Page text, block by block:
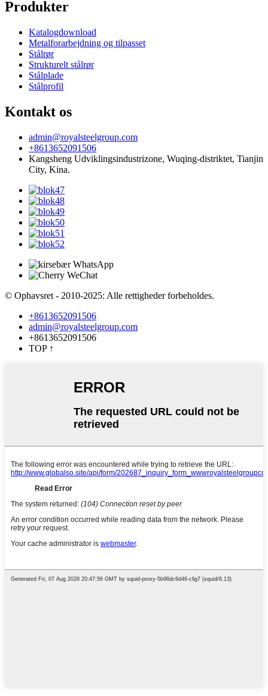
Produkter
Katalogdownload
Metalforarbejdning og tilpasset
Stålrør
Strukturelt stålrør
Stålplade
Stålprofil
Kontakt os
admin@royalsteelgroup.com
+8613652091506
Kangsheng Udviklingsindustrizone, Wuqing-distriktet, Tianjin
City, Kina.
© Ophavsret - 2010-2025: Alle rettigheder forbeholdes.
+8613652091506
admin@royalsteelgroup.com
+8613652091506
TOP ↑